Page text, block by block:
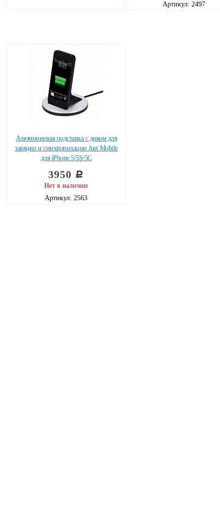
Артикул: 2497
Алюминиевая подставка с доком для
зарядки и синхронизации Just Mobile
для iPhone 5/5S/5C
3950 c
Нет в наличии
Артикул: 2563